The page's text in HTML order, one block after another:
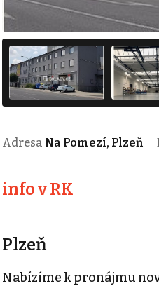
Adresa Na Pomezí, Plzeň
info v RK
Plzeň
Nabízíme k pronájmu